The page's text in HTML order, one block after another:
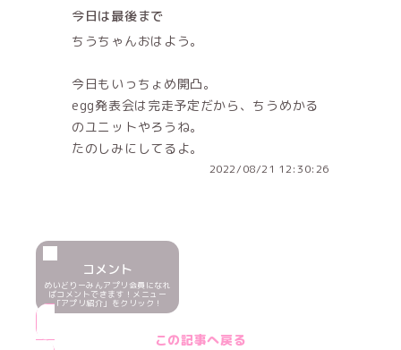
今日は最後まで
ちうちゃんおはよう。
今日もいっちょめ開凸。
egg発表会は完走予定だから、ちうめかる
のユニットやろうね。
たのしみにしてるよ。
2022/08/21 12:30:26
コメント
めいどりーみんアプリ会員になれ
ばコメントできます！メニュー
「アプリ紹介」をクリック！
この記事へ戻る